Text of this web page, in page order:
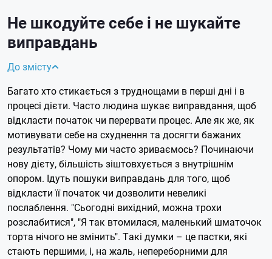
Не шкодуйте себе і не шукайте
виправдань
До змісту
Багато хто стикається з труднощами в перші дні і в
процесі дієти. Часто людина шукає виправдання, щоб
відкласти початок чи перервати процес. Але як же, як
мотивувати себе на схуднення та досягти бажаних
результатів? Чому ми часто зриваємось? Починаючи
нову дієту, більшість зіштовхується з внутрішнім
опором. Ідуть пошуки виправдань для того, щоб
відкласти її початок чи дозволити невеликі
послаблення. "Сьогодні вихідний, можна трохи
розслабитися", "Я так втомилася, маленький шматочок
торта нічого не змінить". Такі думки – це пастки, які
стають першими, і, на жаль, непереборними для